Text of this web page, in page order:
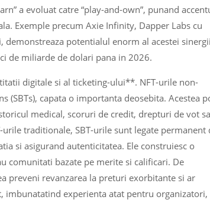
a evoluat catre “play-and-own”, punand
Exemple precum Axie Infinity, Dapper Labs cu
demonstreaza potentialul enorm al acestei
de miliarde de dolari pana in 2026.
digitale si al ticketing-ului**. NFT-urile non-
(SBTs), capata o importanta deosebita. Acestea
medical, scoruri de credit, drepturi de vot
traditionale, SBT-urile sunt legate permanent
si asigurand autenticitatea. Ele construiesc o
comunitati bazate pe merite si calificari. De
preveni revanzarea la preturi exorbitante si ar
imbunatatind experienta atat pentru organizatori,